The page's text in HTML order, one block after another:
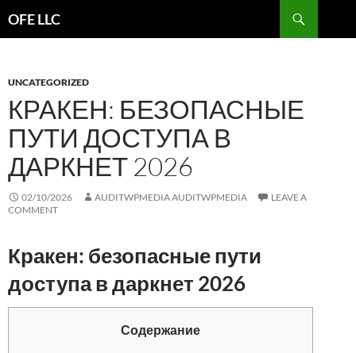
OFE LLC
UNCATEGORIZED
КРАКЕН: БЕЗОПАСНЫЕ
ПУТИ ДОСТУПА В
ДАРКНЕТ 2026
02/10/2026 AUDITWPMEDIA AUDITWPMEDIA
LEAVE A
COMMENT
Кракен: безопасные пути
доступа в даркнет 2026
Содержание